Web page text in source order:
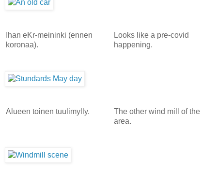
Ihan eKr-meininki (ennen
koronaa).
Looks like a pre-covid
happening.
Alueen toinen tuulimylly.
The other wind mill of the
area.